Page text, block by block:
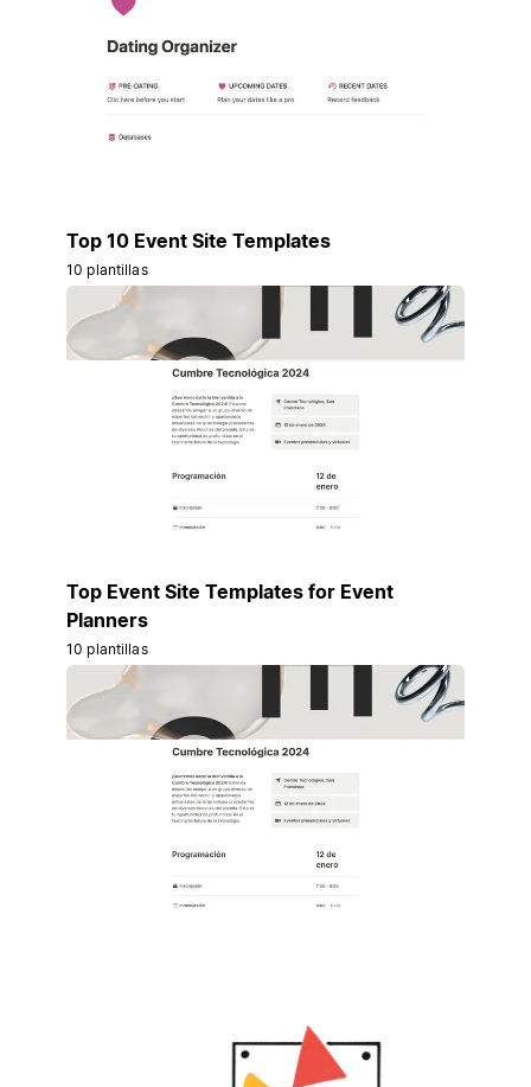
Top 10 Event Site Templates
10 plantillas
Top Event Site Templates for Event
Planners
10 plantillas